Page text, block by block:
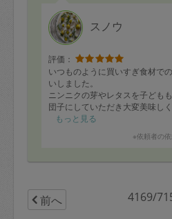
スノウ
評価：
いつものように買いすぎ食材で
いしました。
ニンニクの芽やレタスを子ども
団子にしていただき大変美味し
けはもちろんのこと、ほうれん
ので、本当にプロでいらっしゃ
今回はこちらの家の中が落ちつ
どのアレコレを相談すると、ご
くださるのもありがたく、あら
いただいています。いつもあり
もっと見る
※依頼者の
前へ 4169/